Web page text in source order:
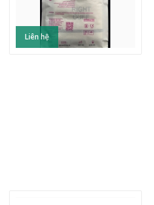
Liên hệ